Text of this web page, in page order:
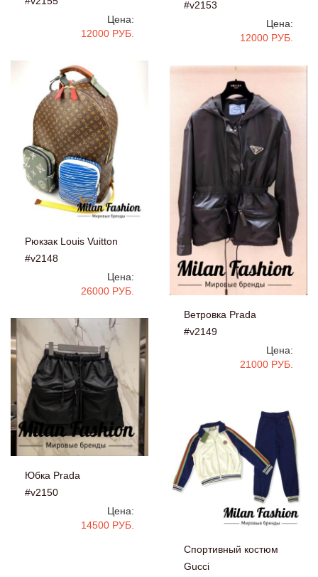
Цена:
12000 РУБ.
#v2153
Цена:
12000 РУБ.
Рюкзак Louis Vuitton
#v2148
Цена:
26000 РУБ.
Ветровка Prada
#v2149
Цена:
21000 РУБ.
Юбка Prada
#v2150
Цена:
14500 РУБ.
Спортивный костюм
Gucci